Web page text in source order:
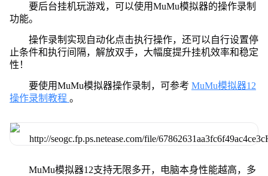
要后台挂机玩游戏，可以使用MuMu模拟器的操作录制
功能。
操作录制实现自动化点击执行操作，还可以自行设置停
止条件和执行间隔，解放双手，大幅度提升挂机效率和稳定
性！
要使用MuMu模拟器操作录制，可参考 MuMu模拟器12
操作录制教程 。
MuMu模拟器12支持无限多开，电脑本身性能越高，多